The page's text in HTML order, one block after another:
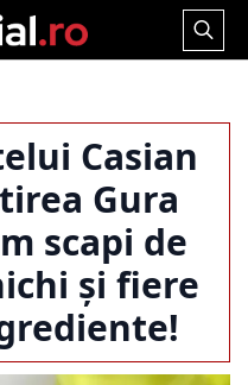
Search
Casian
Gura
scapi de
și fiere